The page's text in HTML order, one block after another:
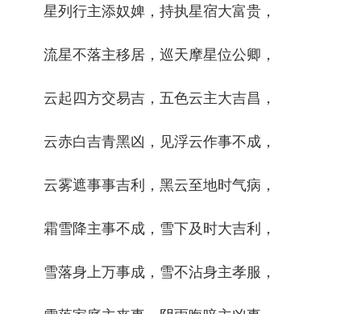
星列行主添奴婢，持执星宿大富贵，
流星不落主移居，巡天摩星位公卿，
云起四方交易吉，五色云主大吉昌，
云赤白吉青黑凶，见浮云作事不成，
云雾遮事事吉利，黑云至地时气病，
霜雪降主事不成，雪下及时大吉利，
雪落身上万事成，雪不沾身主孝服，